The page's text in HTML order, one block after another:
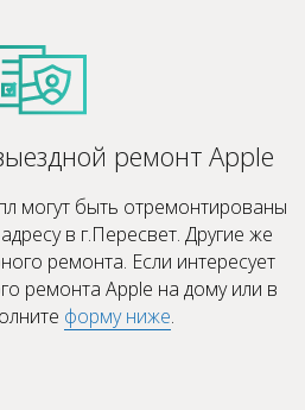
ремонт Apple
могут быть отремонтированы
в г.Пересвет. Другие же
ремонта. Если интересует
ремонта Apple на дому или в
форму ниже.